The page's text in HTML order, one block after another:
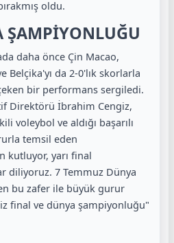
oldu.
ŞAMPİYONLUĞU
daha önce Çin Macao,
Belçika'yı da 2-0'lık skorlarla
bir performans sergiledi.
Direktörü İbrahim Cengiz,
voleybol ve aldığı başarılı
temsil eden
kutluyor, yarı final
diliyoruz. 7 Temmuz Dünya
bu zafer ile büyük gurur
final ve dünya şampiyonluğu"